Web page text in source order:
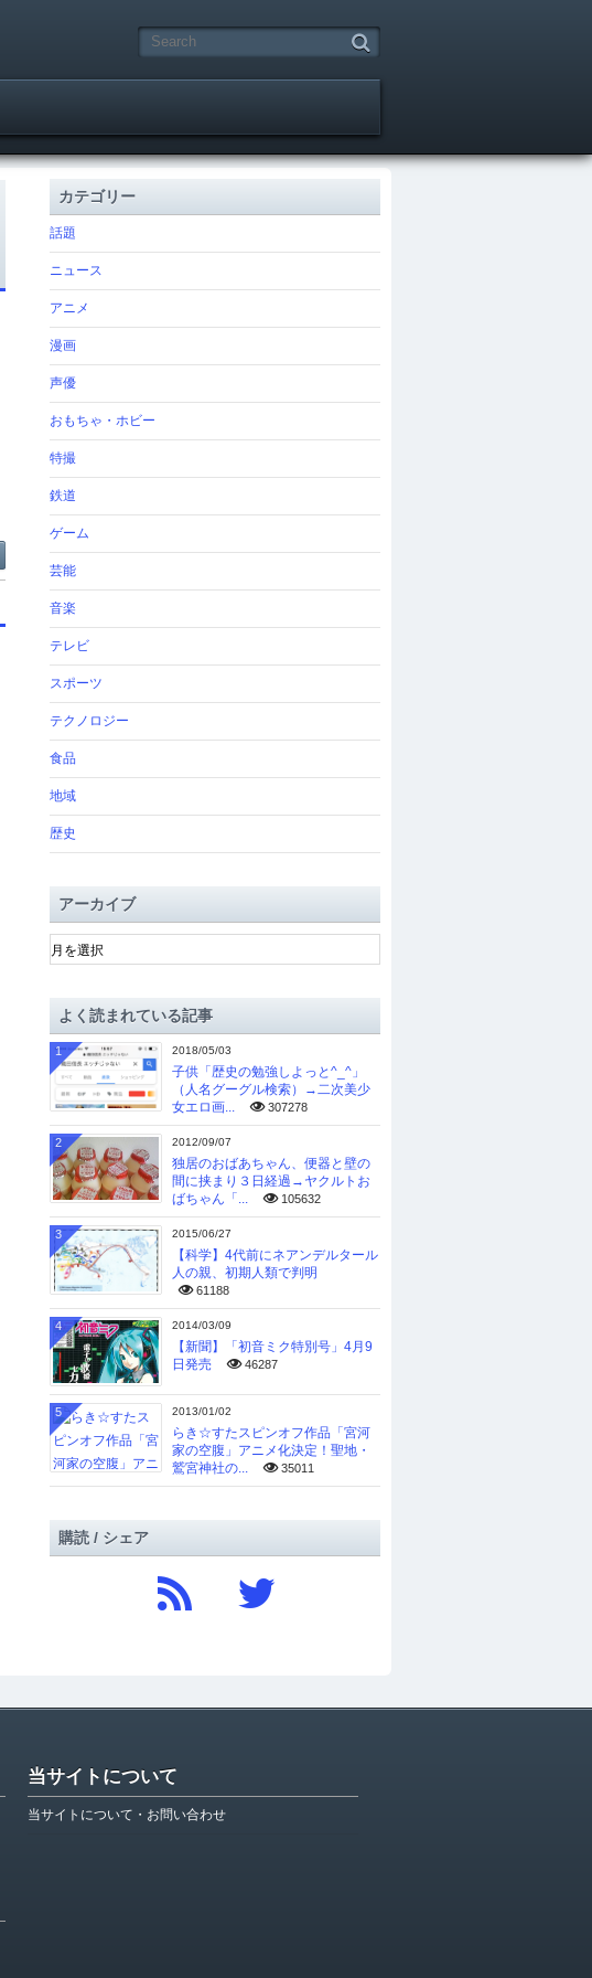
カテゴリー
話題
ニュース
アニメ
漫画
声優
おもちゃ・ホビー
特撮
鉄道
ゲーム
芸能
音楽
テレビ
スポーツ
テクノロジー
食品
地域
歴史
アーカイブ
ア
ー
ブよく読まれている記事
2018/05/03
子供「歴史の勉強しよっと^_^」
（人名グーグル検索）→二次美少
女エロ画...
307278
1
2012/09/07
独居のおばあちゃん、便器と壁の
間に挟まり３日経過→ヤクルトお
ばちゃん「...
105632
2
2015/06/27
【科学】4代前にネアンデルタール
人の親、初期人類で判明
61188
3
2014/03/09
【新聞】「初音ミク特別号」4月9
日発売
46287
4
2013/01/02
らき☆すたスピンオフ作品「宮河
家の空腹」アニメ化決定！聖地・
鷲宮神社の...
35011
5
購読 / シェア
当サイトについて
当サイトについて・お問い合わせ